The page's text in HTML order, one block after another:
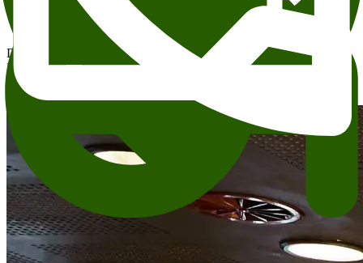
Vil du leie Wergeland?
Dette arrangementet finner sted i Wergeland. Wergeland er
Litteraturhusets storstue, med amfi og stolrader.
Les mer om utleie